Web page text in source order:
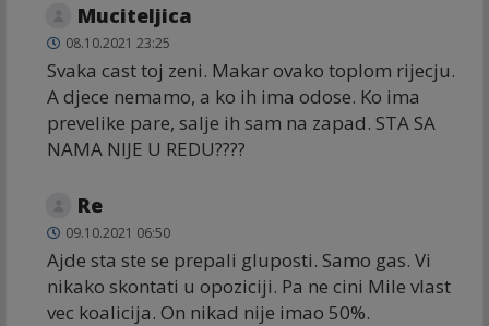
Muciteljica
08.10.2021 23:25
Svaka cast toj zeni. Makar ovako toplom rijecju.
A djece nemamo, a ko ih ima odose. Ko ima
prevelike pare, salje ih sam na zapad. STA SA
NAMA NIJE U REDU????
Re
09.10.2021 06:50
Ajde sta ste se prepali gluposti. Samo gas. Vi
nikako skontati u opoziciji. Pa ne cini Mile vlast
vec koalicija. On nikad nije imao 50%.